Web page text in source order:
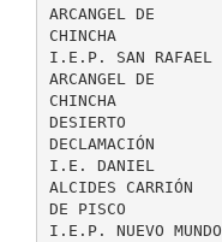
ARCANGEL DE
CHINCHA
I.E.P. SAN RAFAEL
ARCANGEL DE
CHINCHA
DESIERTO
DECLAMACIÓN
I.E. DANIEL
ALCIDES CARRIÓN
DE PISCO
I.E.P. NUEVO MUNDO